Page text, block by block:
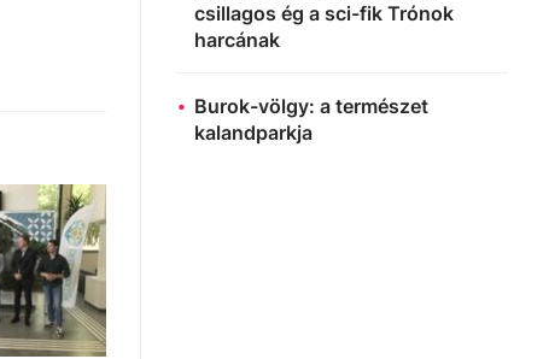
csillagos ég a sci-fik Trónok
harcának
Burok-völgy: a természet
kalandparkja